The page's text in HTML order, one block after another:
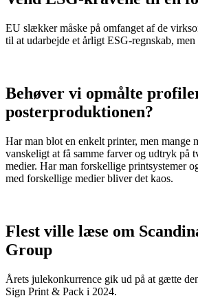
EU slækker måske på omfanget af de
til at udarbejde et årligt ESG-regnskab,
Behøver vi opmålte
posterproduktionen?
Har man blot en enkelt printer, men mange
vanskeligt at få samme farver og udtryk på
medier. Har man forskellige printsystemer
med forskellige medier bliver det kaos.
Flest ville læse om
Group
Årets julekonkurrence gik ud på at gætte
Sign Print & Pack i 2024.